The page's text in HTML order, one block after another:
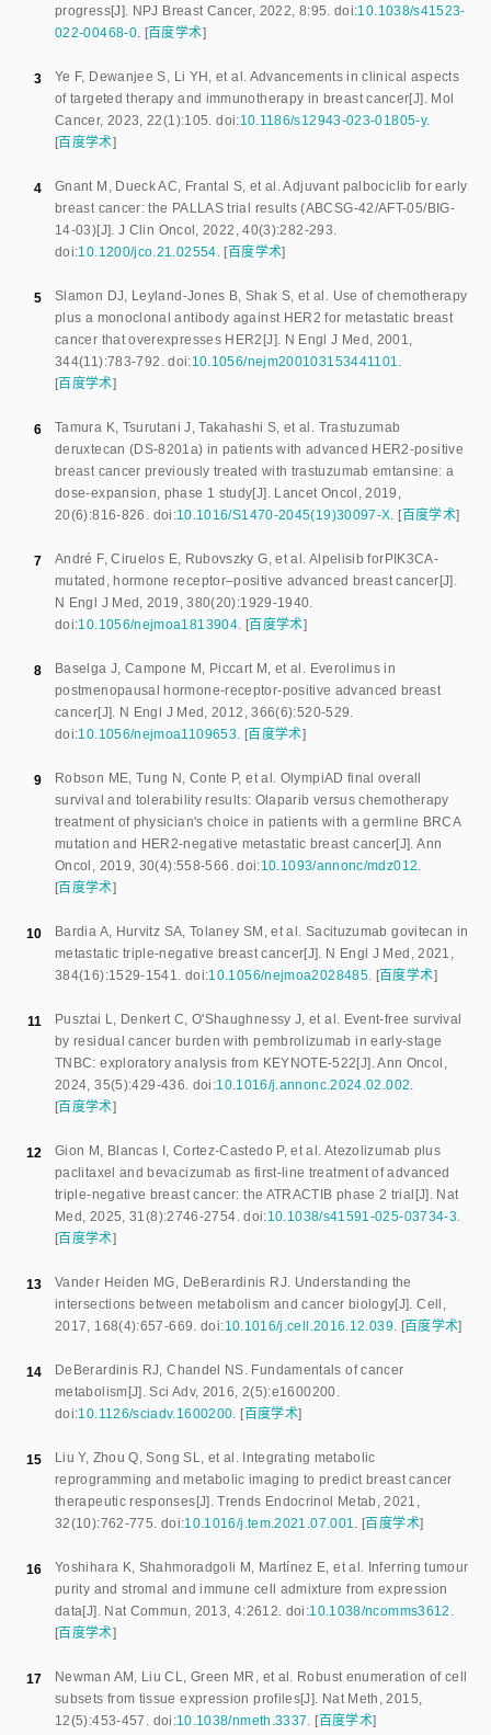
progress[J]. NPJ Breast Cancer, 2022, 8:95. doi:10.1038/s41523-
022-00468-0. [百度学术]
3 Ye F, Dewanjee S, Li YH ,et al . Advancements in clinical aspects
of targeted therapy and immunotherapy in breast cancer[J]. Mol
Cancer, 2023,22(1):105.doi:10.1186/s12943-023-01805-y.
[百度学术]
4 Gnant M , Dueck AC, Frantal S, et al .Adjuvant palbociclib for early
breast cancer: the PALLAS trial results (ABCSG-42/AFT-05/BIG-
14-03)[J]. J Clin Oncol ,2022 ,40(3):282-293.
doi:10.1200/jco.21.02554. [百度学术]
5 Slamon DJ, Leyland-Jones B,Shak S,et al . Use of chemotherapy
plus a monoclonal antibody against HER2 for metastatic breast
cancer that overexpresses HER2 [J]. N Engl J Med , 2001,
344(11):783-792 .doi:10.1056/nejm200103153441101.
[百度学术]
6 Tamura K, Tsurutani J ,Takahashi S,et al . Trastuzumab
deruxtecan (DS-8201a) in patients with advanced HER2-positive
breast cancer previously treated with trastuzumab emtansine: a
dose-expansion, phase 1 study[J]. Lancet Oncol ,2019 ,
20(6):816-826 . doi:10.1016/S1470-2045(19)30097-X. [百度学术]
7 André F,Ciruelos E, Rubovszky G,et al . Alpelisib forPIK3CA-
mutated, hormone receptor–positive advanced breast cancer [J].
N Engl J Med ,2019 ,380(20):1929-1940.
doi:10.1056/nejmoa1813904. [百度学术]
8 Baselga J, Campone M , Piccart M , et al . Everolimus in
postmenopausal hormone-receptor-positive advanced breast
cancer[J]. N Engl J Med ,2012 ,366(6):520-529.
doi:10.1056/nejmoa1109653. [百度学术]
9 Robson ME, Tung N , Conte P,et al . OlympiAD final overall
survival and tolerability results: Olaparib versus chemotherapy
treatment of physician's choice in patients with a germline BRCA
mutation and HER2-negative metastatic breast cancer[J].Ann
Oncol , 2019, 30(4):558-566 .doi:10.1093/annonc/mdz012.
[百度学术]
10 Bardia A, Hurvitz SA, Tolaney SM ,et al . Sacituzumab govitecan in
metastatic triple-negative breast cancer[J]. N Engl J Med ,2021 ,
384(16):1529-1541. doi:10.1056/nejmoa2028485. [百度学术]
11 Pusztai L, Denkert C, O'Shaughnessy J,et al . Event-free survival
by residual cancer burden with pembrolizumab in early-stage
TNBC: exploratory analysis from KEYNOTE-522 [J].Ann Oncol ,
2024,35(5):429-436. doi:10.1016/j.annonc.2024.02.002.
[百度学术]
12 Gion M , Blancas I , Cortez-Castedo P,et al . Atezolizumab plus
paclitaxel and bevacizumab as first-line treatment of advanced
triple-negative breast cancer: the ATRACTIB phase 2 trial [J]. Nat
Med , 2025,31(8):2746-2754.doi:10.1038/s41591-025-03734-3.
[百度学术]
13 Vander Heiden MG, DeBerardinis RJ. Understanding the
intersections between metabolism and cancer biology[J].Cell ,
2017, 168(4):657-669.doi:10.1016/j.cell.2016.12.039. [百度学术]
14 DeBerardinis RJ,Chandel NS. Fundamentals of cancer
metabolism [J].Sci Adv, 2016, 2(5):e1600200.
doi:10.1126/sciadv.1600200. [百度学术]
15 Liu Y, Zhou Q,Song SL, et al . Integrating metabolic
reprogramming and metabolic imaging to predict breast cancer
therapeutic responses [J].Trends Endocrinol Metab ,2021 ,
32(10):762-775. doi:10.1016/j.tem.2021.07.001. [百度学术]
16 Yoshihara K, Shahmoradgoli M , Martínez E,et al . Inferring tumour
purity and stromal and immune cell admixture from expression
data[J]. Nat Commun, 2013, 4:2612. doi:10.1038/ncomms3612 .
[百度学术]
17 Newman AM , Liu CL, Green MR , et al . Robust enumeration of cell
subsets from tissue expression profiles[J]. Nat Meth ,2015,
12(5):453-457 . doi:10.1038/nmeth.3337. [百度学术]